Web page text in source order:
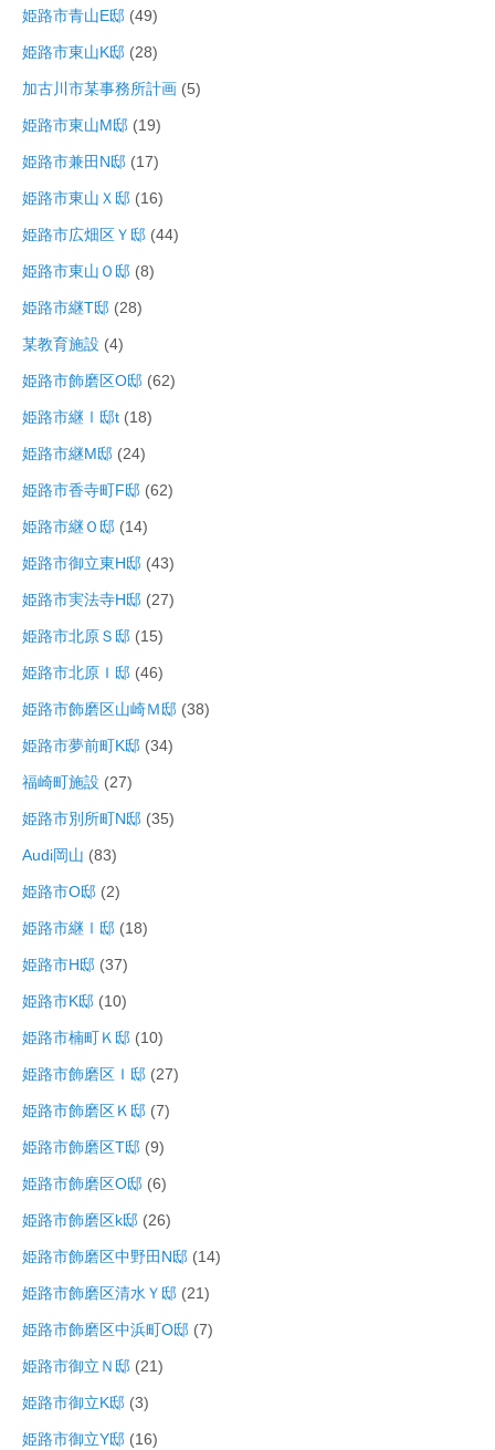
姫路市青山E邸 (49)
姫路市東山K邸 (28)
加古川市某事務所計画 (5)
姫路市東山M邸 (19)
姫路市兼田N邸 (17)
姫路市東山Ｘ邸 (16)
姫路市広畑区Ｙ邸 (44)
姫路市東山Ｏ邸 (8)
姫路市継T邸 (28)
某教育施設 (4)
姫路市飾磨区O邸 (62)
姫路市継Ⅰ邸t (18)
姫路市継M邸 (24)
姫路市香寺町F邸 (62)
姫路市継Ｏ邸 (14)
姫路市御立東H邸 (43)
姫路市実法寺H邸 (27)
姫路市北原Ｓ邸 (15)
姫路市北原Ｉ邸 (46)
姫路市飾磨区山崎Ｍ邸 (38)
姫路市夢前町K邸 (34)
福崎町施設 (27)
姫路市別所町N邸 (35)
Audi岡山 (83)
姫路市O邸 (2)
姫路市継Ⅰ邸 (18)
姫路市H邸 (37)
姫路市K邸 (10)
姫路市楠町Ｋ邸 (10)
姫路市飾磨区Ｉ邸 (27)
姫路市飾磨区Ｋ邸 (7)
姫路市飾磨区T邸 (9)
姫路市飾磨区O邸 (6)
姫路市飾磨区k邸 (26)
姫路市飾磨区中野田N邸 (14)
姫路市飾磨区清水Ｙ邸 (21)
姫路市飾磨区中浜町O邸 (7)
姫路市御立Ｎ邸 (21)
姫路市御立K邸 (3)
姫路市御立Y邸 (16)